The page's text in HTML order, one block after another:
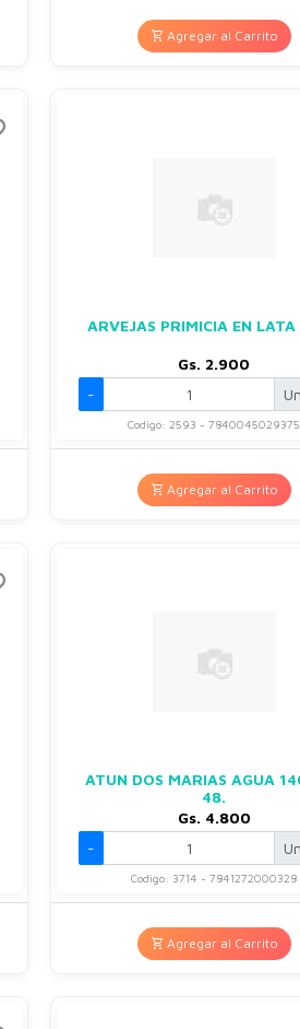
Agregar al Carrito
ARVEJAS PRIMICIA EN
Gs. 2.900
-
Codigo: 2593 - 7840045029375
Agregar al Carrito
ATUN DOS MARIAS AGUA
48.
Gs. 4.800
-
Codigo: 3714 - 7841272000328
Agregar al Carrito